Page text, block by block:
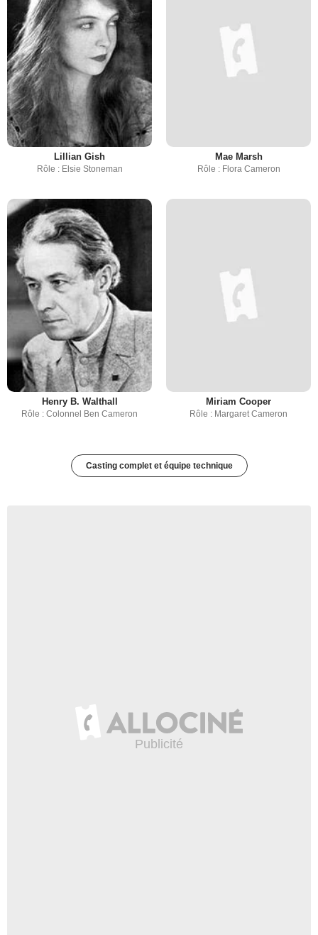
Lillian Gish
Rôle : Elsie Stoneman
Mae Marsh
Rôle : Flora Cameron
Henry B. Walthall
Rôle : Colonnel Ben Cameron
Miriam Cooper
Rôle : Margaret Cameron
Casting complet et équipe technique